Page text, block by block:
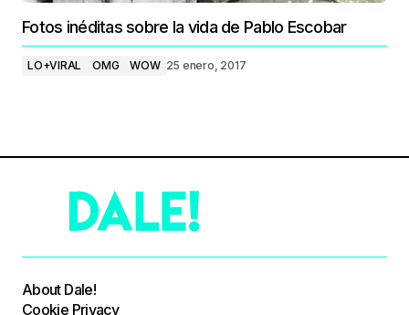
Fotos inéditas sobre la vida de Pablo Escobar
LO+VIRAL OMG WOW 25 enero, 2017
About Dale!
Cookie Privacy